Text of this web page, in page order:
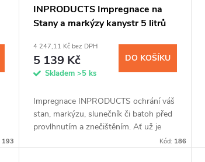
193
INPRODUCTS Impregnace na
Stany a markýzy kanystr 5 litrů
4 247,11 Kč bez DPH
5 139 Kč
Skladem>5 ks
DO KOŠÍKU
Impregnace INPRODUCTS ochrání váš
stan, markýzu, slunečník či batoh před
provlhnutím a znečištěním. Ať už je
materiál z membrány, přírodní kůžeKód: 186